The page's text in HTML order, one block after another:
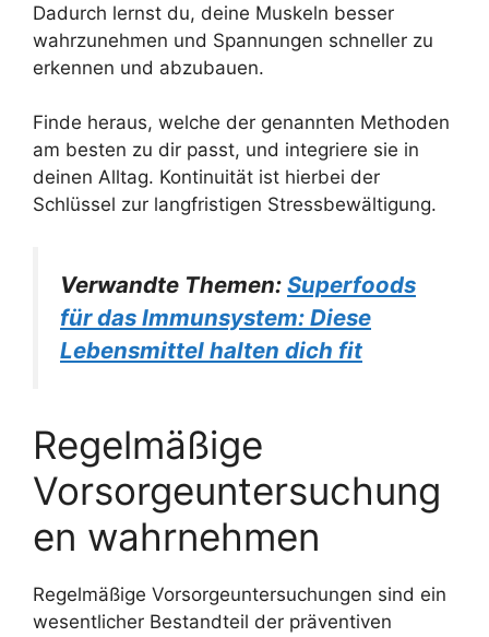
Dadurch lernst du, deine Muskeln besser
wahrzunehmen und Spannungen schneller zu
erkennen und abzubauen.
Finde heraus, welche der genannten Methoden
am besten zu dir passt, und integriere sie in
deinen Alltag. Kontinuität ist hierbei der
Schlüssel zur langfristigen Stressbewältigung.
Verwandte Themen: Superfoods
für das Immunsystem: Diese
Lebensmittel halten dich fit
Regelmäßige
Vorsorgeuntersuchung
en wahrnehmen
Regelmäßige Vorsorgeuntersuchungen sind ein
wesentlicher Bestandteil der präventiven